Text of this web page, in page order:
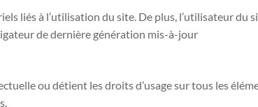
liés à l’utilisation du site. De plus, l’utilisateur du
de dernière génération mis-à-jour
ou détient les droits d’usage sur tous les